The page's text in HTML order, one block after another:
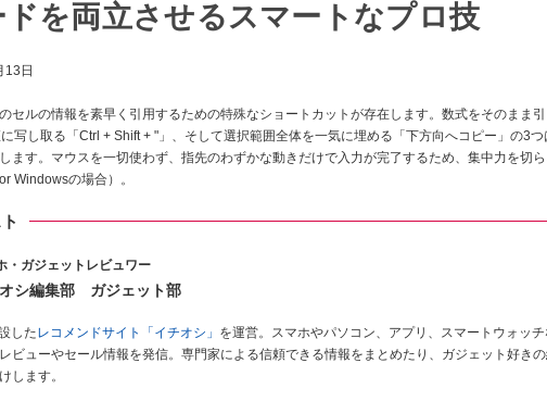
ドを両立させるスマートなプロ技
13日
セルの情報を素早く引用するための特殊なショートカットが存在します。数式をそのまま
写し取る「Ctrl + Shift + "」、そして選択範囲全体を一気に埋める「下方向へコピー」の3
ます。マウスを一切使わず、指先のわずかな動きだけで入力が完了するため、集中力を切
Windowsの場合）。
・ガジェットレビュワー
シ編集部 ガジェット部
したレコメンドサイト「イチオシ」 を運営。スマホやパソコン、アプリ、スマートウォッ
ビューやセール情報を発信。専門家による信頼できる情報をまとめたり、ガジェット好き
します。